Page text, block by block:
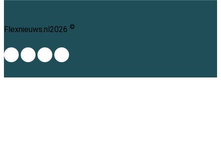
Flexnieuws.nl2026 ©